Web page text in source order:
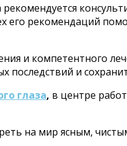
его рекомендаций
и компетентного
и
глаза, в центре
на мир ясным,